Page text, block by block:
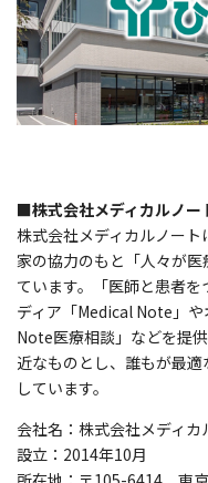
■株式会社メディカルノー
株式会社メディカルノー
家の協力のもと「人々が
ています。「医師と患者
ディア「Medical Note」
Note医療相談」などを提
近なものとし、誰もが最
しています。
会社名：株式会社メディカ
設立：2014年10月